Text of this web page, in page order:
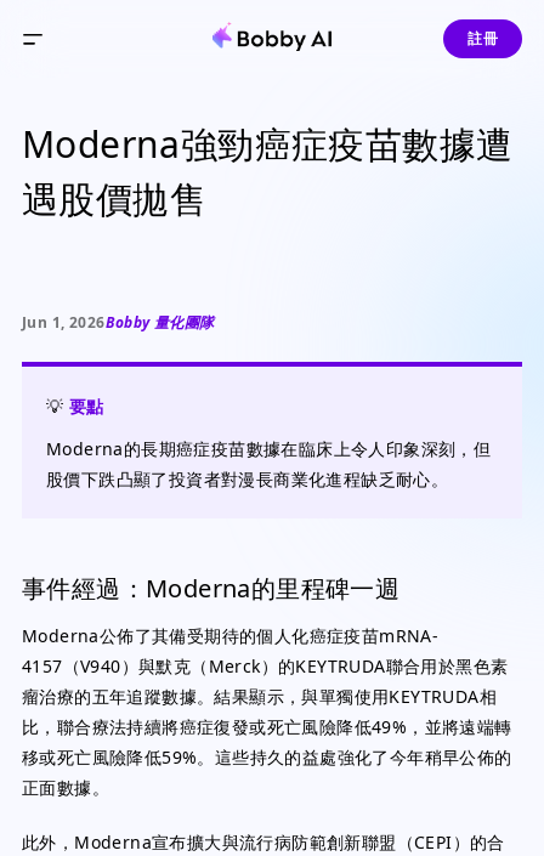
註冊
Moderna強勁癌症疫苗數據遭
遇股價拋售
Jun 1, 2026Bobby 量化團隊
💡 要點
Moderna的長期癌症疫苗數據在臨床上令人印象深刻，但
股價下跌凸顯了投資者對漫長商業化進程缺乏耐心。
事件經過：Moderna的里程碑一週
Moderna公佈了其備受期待的個人化癌症疫苗mRNA-
4157（V940）與默克（Merck）的KEYTRUDA聯合用於黑色素
瘤治療的五年追蹤數據。結果顯示，與單獨使用KEYTRUDA相
比，聯合療法持續將癌症復發或死亡風險降低49%，並將遠端轉
移或死亡風險降低59%。這些持久的益處強化了今年稍早公佈的
正面數據。
此外，Moderna宣布擴大與流行病防範創新聯盟（CEPI）的合